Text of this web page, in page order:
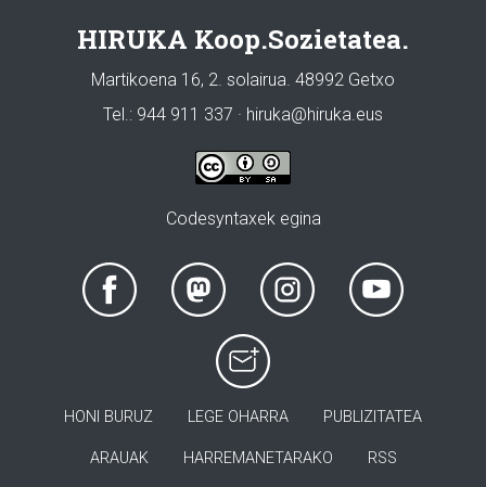
HIRUKA Koop.Sozietatea.
Martikoena 16, 2. solairua. 48992 Getxo
Tel.: 944 911 337 · hiruka@hiruka.eus
Codesyntaxek egina
HONI BURUZ LEGE OHARRA PUBLIZITATEA
ARAUAK HARREMANETARAKO RSS